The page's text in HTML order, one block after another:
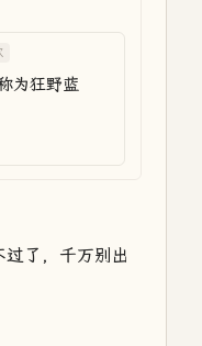
为狂野蓝
了，千万别出